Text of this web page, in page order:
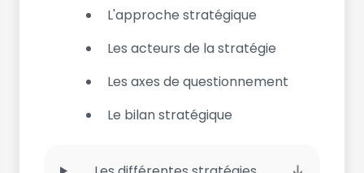
L'approche stratégique
Les acteurs de la stratégie
Les axes de questionnement
Le bilan stratégique